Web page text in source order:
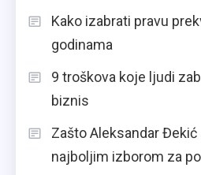
Kako izabrati pravu
godinama
9 troškova koje ljudi
biznis
Zašto Aleksandar
najboljim izborom za